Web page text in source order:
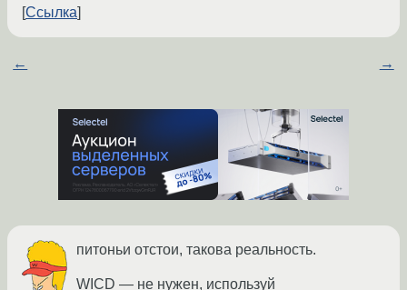
Ссылка
← →
питоньи отстои, такова реальность.
WICD — не нужен, используй